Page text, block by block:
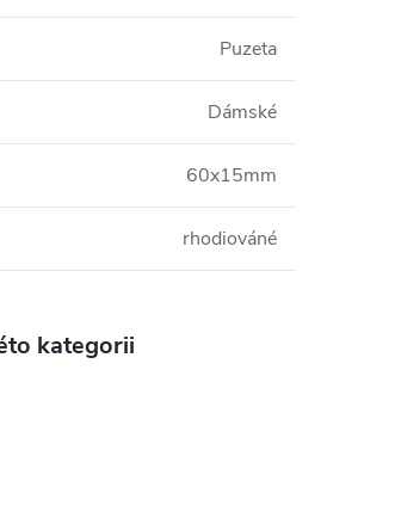
Puzeta
Dámské
60x15mm
rhodiováné
kategorii